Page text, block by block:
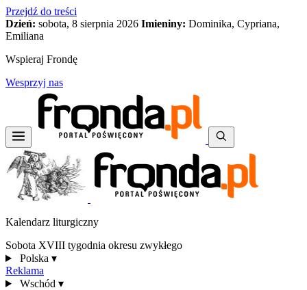
Przejdź do treści
Dzień: sobota, 8 sierpnia 2026 Imieniny: Dominika, Cypriana,
Emiliana
Wspieraj Frondę
Wesprzyj nas
Kalendarz liturgiczny
Sobota XVIII tygodnia okresu zwykłego
Polska ▾
Reklama
Wschód ▾